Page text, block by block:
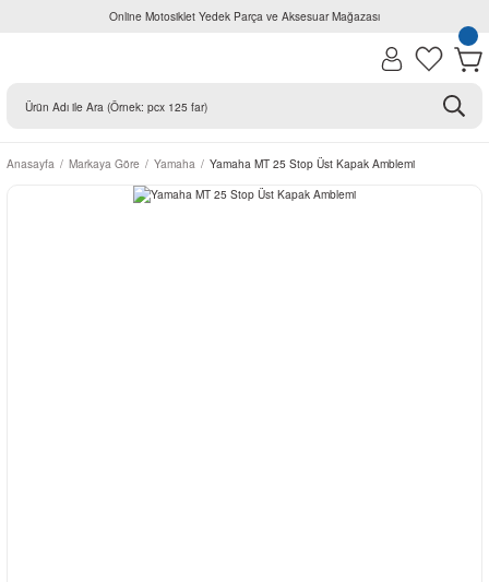
Online Motosiklet Yedek Parça ve Aksesuar Mağazası
Anasayfa Markaya Göre Yamaha Yamaha MT 25 Stop Üst Kapak Amblemi